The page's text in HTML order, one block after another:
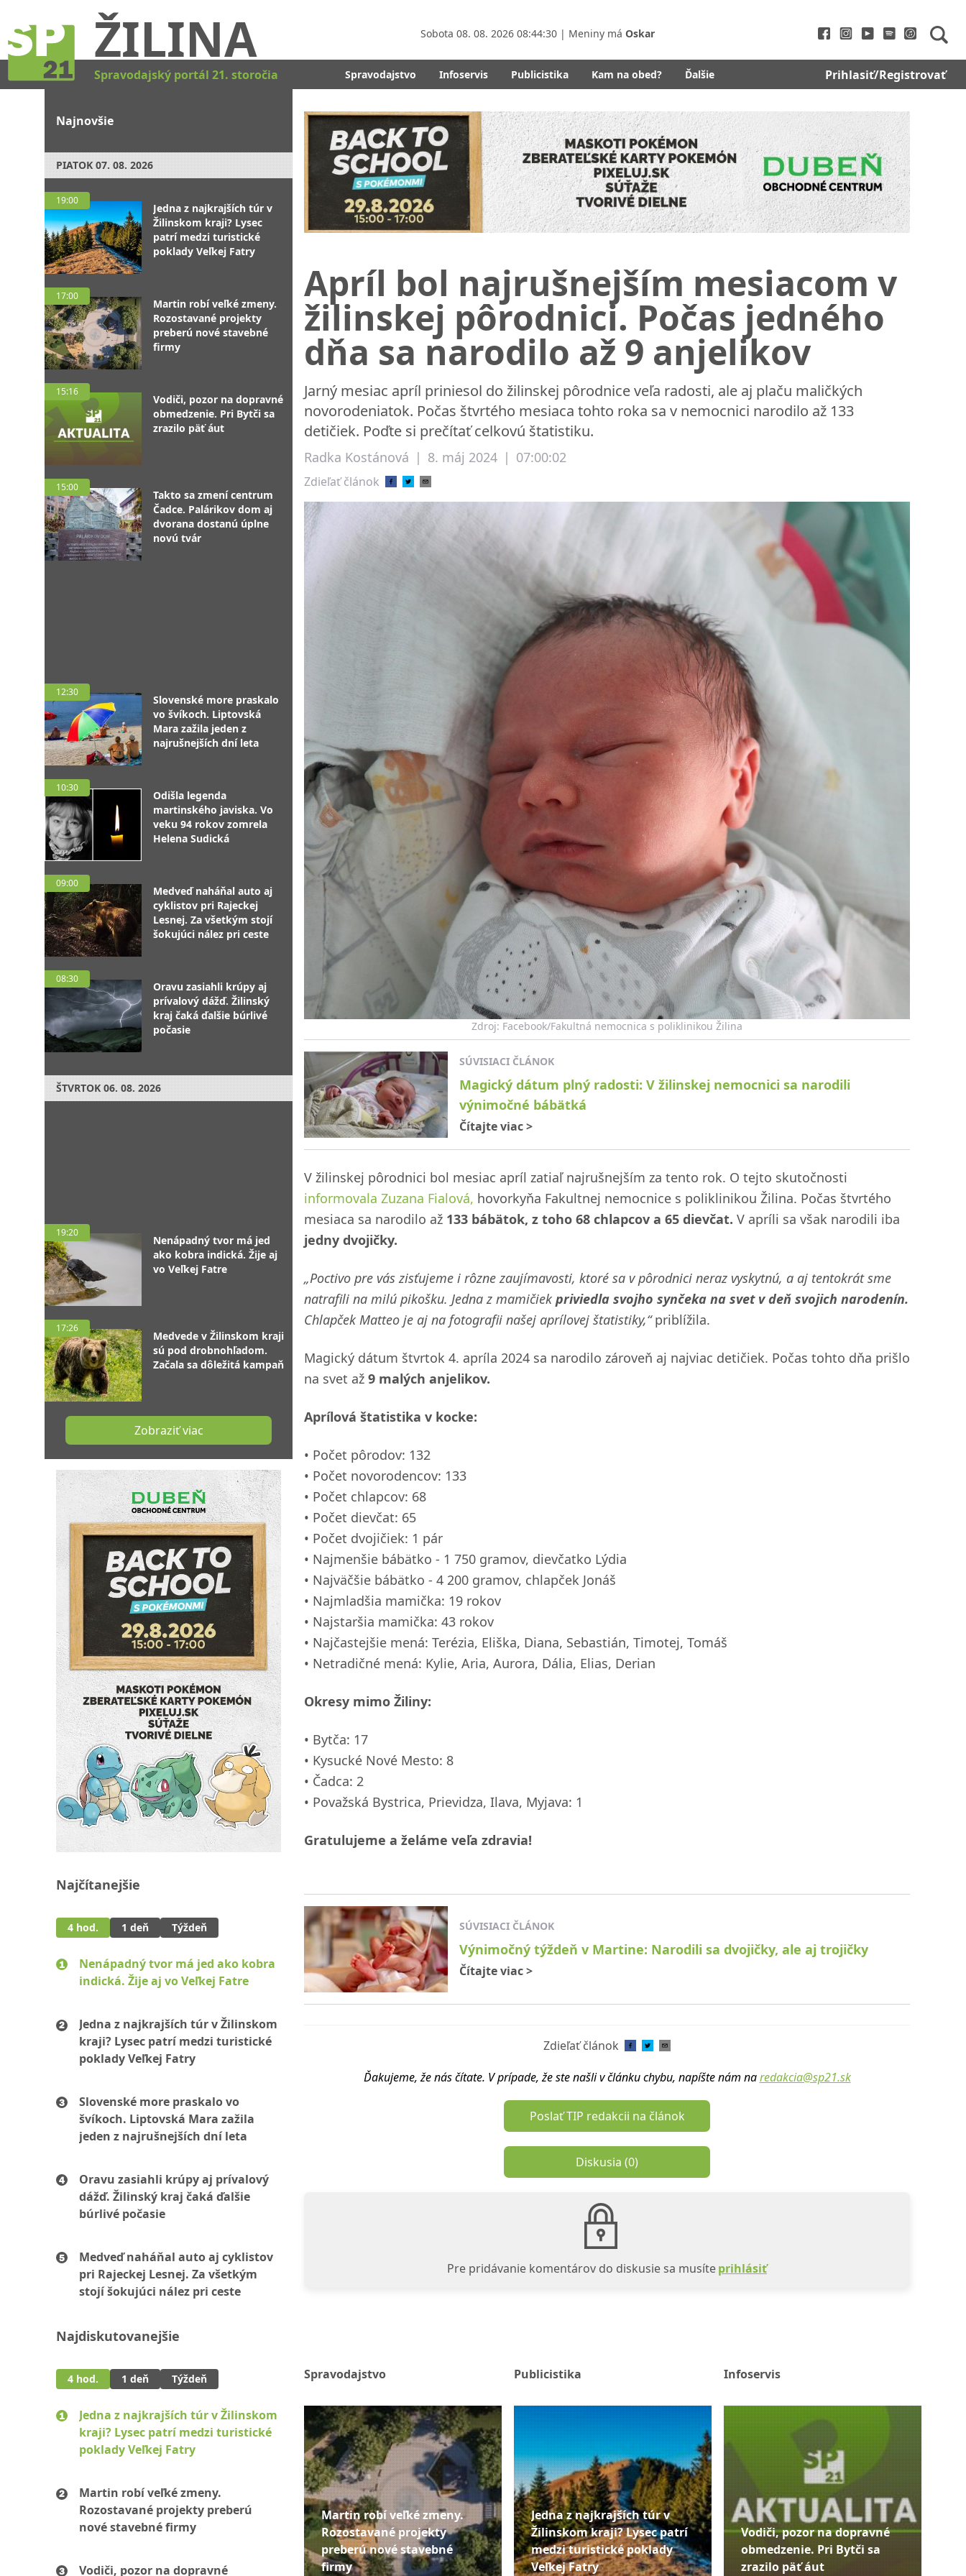
ŽILINA Sobota 08. 08. 2026 08:44:32 | Meniny má Oskar
Spravodajský portál 21. storočia Spravodajstvo Infoservis Publicistika Kam na obed? Ďalšie Prihlasiť/Registrovať
Najnovšie
PIATOK 07. 08. 2026
19:00
Jedna z najkrajších túr v
Žilinskom kraji? Lysec
patrí medzi turistické
poklady Veľkej Fatry
17:00
Martin robí veľké zmeny.
Rozostavané projekty
preberú nové stavebné
firmy
15:16
Vodiči, pozor na dopravné
obmedzenie. Pri Bytči sa
zrazilo päť áut
15:00
Takto sa zmení centrum
Čadce. Palárikov dom aj
dvorana dostanú úplne
novú tvár
12:30
Slovenské more praskalo
vo švíkoch. Liptovská
Mara zažila jeden z
najrušnejších dní leta
10:30
Odišla legenda
martinského javiska. Vo
veku 94 rokov zomrela
Helena Sudická
09:00
Medveď naháňal auto aj
cyklistov pri Rajeckej
Lesnej. Za všetkým stojí
šokujúci nález pri ceste
08:30
Oravu zasiahli krúpy aj
prívalový dážď. Žilinský
kraj čaká ďalšie búrlivé
počasie
ŠTVRTOK 06. 08. 2026
19:20
Nenápadný tvor má jed
ako kobra indická. Žije aj
vo Veľkej Fatre
17:26
Medvede v Žilinskom kraji
sú pod drobnohľadom.
Začala sa dôležitá kampaň
Zobraziť viac
Najčítanejšie
4 hod. 1 deň Týždeň
Nenápadný tvor má jed ako kobra
indická. Žije aj vo Veľkej Fatre
Jedna z najkrajších túr v Žilinskom
kraji? Lysec patrí medzi turistické
poklady Veľkej Fatry
Slovenské more praskalo vo
švíkoch. Liptovská Mara zažila
jeden z najrušnejších dní leta
Oravu zasiahli krúpy aj prívalový
dážď. Žilinský kraj čaká ďalšie
búrlivé počasie
Medveď naháňal auto aj cyklistov
pri Rajeckej Lesnej. Za všetkým
stojí šokujúci nález pri ceste
Najdiskutovanejšie
4 hod. 1 deň Týždeň
Jedna z najkrajších túr v Žilinskom
kraji? Lysec patrí medzi turistické
poklady Veľkej Fatry
Martin robí veľké zmeny.
Rozostavané projekty preberú
nové stavebné firmy
Vodiči, pozor na dopravné
Apríl bol najrušnejším mesiacom v
žilinskej pôrodnici. Počas jedného
dňa sa narodilo až 9 anjelikov
Jarný mesiac apríl priniesol do žilinskej pôrodnice veľa radosti, ale aj plaču maličkých
novorodeniatok. Počas štvrtého mesiaca tohto roka sa v nemocnici narodilo až 133
detičiek. Poďte si prečítať celkovú štatistiku.
Radka Kostánová | 8. máj 2024 | 07:00:02
Zdieľať článok
Zdroj: Facebook/Fakultná nemocnica s poliklinikou Žilina
SÚVISIACI ČLÁNOK
Magický dátum plný radosti: V žilinskej nemocnici sa narodili
výnimočné bábätká
Čítajte viac>
V žilinskej pôrodnici bol mesiac apríl zatiaľ najrušnejším za tento rok. O tejto skutočnosti
informovala Zuzana Fialová, hovorkyňa Fakultnej nemocnice s poliklinikou Žilina. Počas štvrtého
mesiaca sa narodilo až 133 bábätok, z toho 68 chlapcov a 65 dievčat. V apríli sa však narodili iba
jedny dvojičky.
„Poctivo pre vás zisťujeme i rôzne zaujímavosti, ktoré sa v pôrodnici neraz vyskytnú, a aj tentokrát sme
natrafili na milú pikošku. Jedna z mamičiek priviedla svojho synčeka na svet v deň svojich narodenín.
Chlapček Matteo je aj na fotografii našej aprílovej štatistiky,“priblížila.
Magický dátum štvrtok 4. apríla 2024 sa narodilo zároveň aj najviac detičiek. Počas tohto dňa prišlo
na svet až 9 malých anjelikov.
Aprílová štatistika v kocke:
Počet pôrodov: 132
Počet novorodencov: 133
Počet chlapcov: 68
Počet dievčat: 65
Počet dvojičiek: 1 pár
Najmenšie bábätko - 1 750 gramov, dievčatko Lýdia
Najväčšie bábätko - 4 200 gramov, chlapček Jonáš
Najmladšia mamička: 19 rokov
Najstaršia mamička: 43 rokov
Najčastejšie mená: Terézia, Eliška, Diana, Sebastián, Timotej, Tomáš
Netradičné mená: Kylie, Aria, Aurora, Dália, Elias, Derian
Okresy mimo Žiliny:
Bytča: 17
Kysucké Nové Mesto: 8
Čadca: 2
Považská Bystrica, Prievidza, Ilava, Myjava: 1
Gratulujeme a želáme veľa zdravia!
SÚVISIACI ČLÁNOK
Výnimočný týždeň v Martine: Narodili sa dvojičky, ale aj trojičky
Čítajte viac>
Zdieľať článok
Ďakujeme, že nás čítate. V prípade, že ste našli v článku chybu, napíšte nám na redakcia@sp21.sk
Poslať TIP redakcii na článok
Diskusia (0)
Pre pridávanie komentárov do diskusie sa musíteprihlásiť
Spravodajstvo
Martin robí veľké zmeny.
Rozostavané projekty
preberú nové stavebné
firmy
Publicistika
Jedna z najkrajších túr v
Žilinskom kraji? Lysec patrí
medzi turistické poklady
Veľkej Fatry
Infoservis
Vodiči, pozor na dopravné
obmedzenie. Pri Bytči sa
zrazilo päť áut